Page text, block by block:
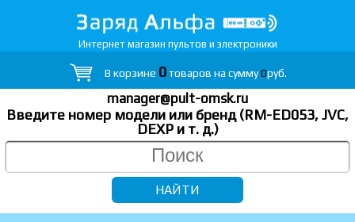
Интернет магазин пультов и электроники
В корзине 0товаров на сумму0руб.
manager@pult-omsk.ru
Введите номер модели или бренд (RM-ED053, JVC,
DEXP и т. д.)